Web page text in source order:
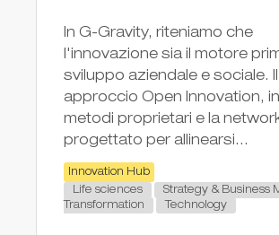
In G-Gravity, riteniamo che
l'innovazione sia il motore
sviluppo aziendale e sociale.
approccio Open Innovation,
metodi proprietari e la
progettato per allinearsi...
Innovation Hub
Life sciences
Strategy & Business
Transformation
Technology